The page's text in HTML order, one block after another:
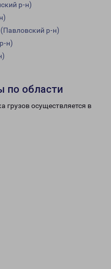
р-н)
р-н)
н)
по области
грузов осуществляется в